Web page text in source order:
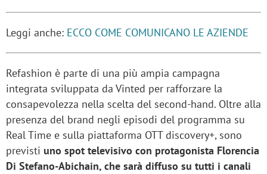
Leggi anche: ECCO COME COMUNICANO LE AZIENDE
Refashion è parte di una più ampia campagna
integrata sviluppata da Vinted per rafforzare la
consapevolezza nella scelta del second-hand. Oltre alla
presenza del brand negli episodi del programma su
Real Time e sulla piattaforma OTT discovery+, sono
previsti uno spot televisivo con protagonista Florencia
Di Stefano-Abichain, che sarà diffuso su tutti i canali